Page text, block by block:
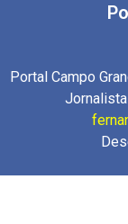
Portal Campo